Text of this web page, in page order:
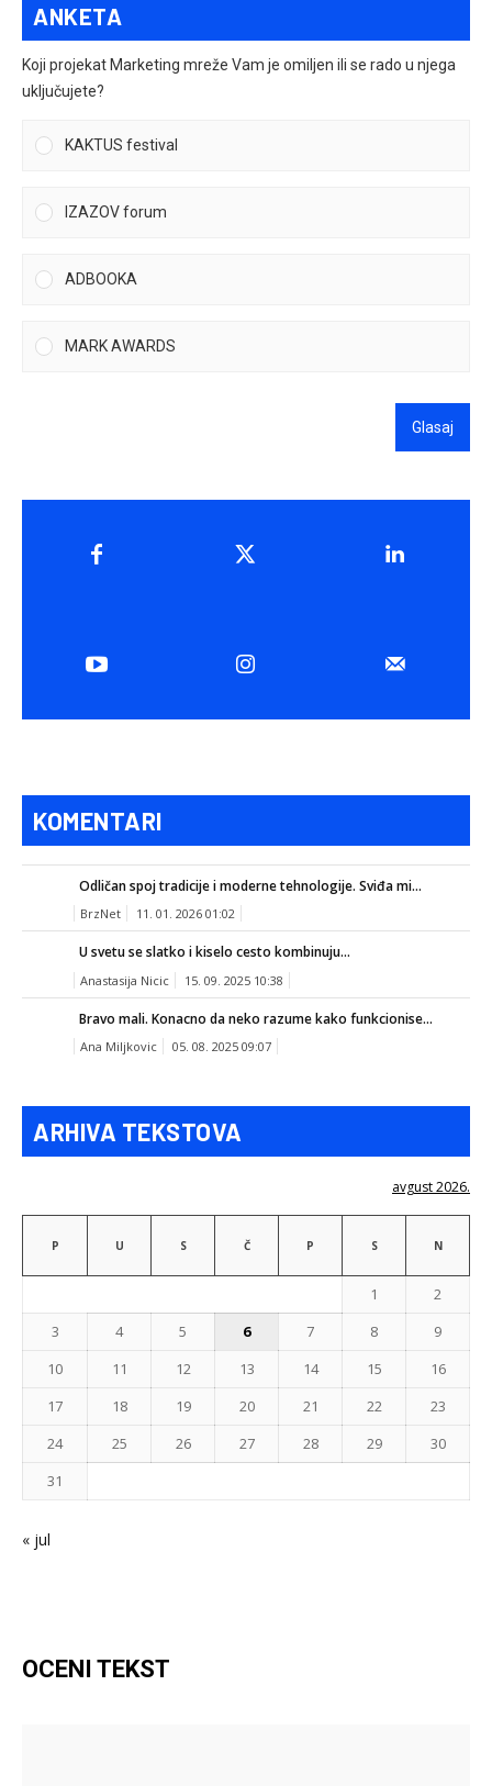
ANKETA
Koji projekat Marketing mreže Vam je omiljen ili se rado u njega
uključujete?
KAKTUS festival
IZAZOV forum
ADBOOKA
MARK AWARDS
Glasaj
KOMENTARI
Odličan spoj tradicije i moderne tehnologije. Sviđa mi...
BrzNet 11. 01. 2026 01:02
U svetu se slatko i kiselo cesto kombinuju...
Anastasija Nicic 15. 09. 2025 10:38
Bravo mali. Konacno da neko razume kako funkcionise...
Ana Miljkovic 05. 08. 2025 09:07
ARHIVA TEKSTOVA
avgust 2026.
P U S Č P S N
1
2
3
4 5 6 7 8
9
10
11 12 13 14 15
16
17
18 19 20 21 22
23
24
25 26 27 28 29
30
31
« jul
OCENI TEKST